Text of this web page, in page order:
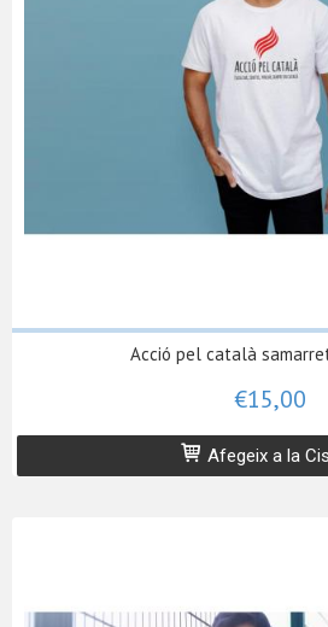
Acció pel català
€15,00
Afegeix a la